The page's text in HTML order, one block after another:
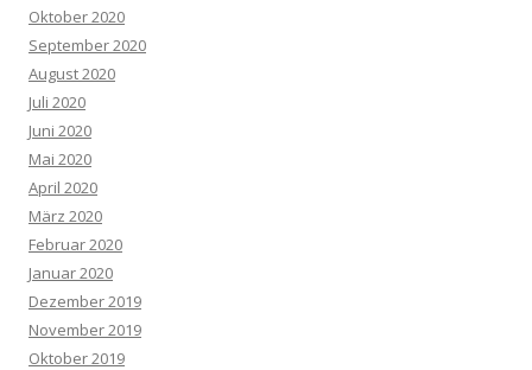
Oktober 2020
September 2020
August 2020
Juli 2020
Juni 2020
Mai 2020
April 2020
März 2020
Februar 2020
Januar 2020
Dezember 2019
November 2019
Oktober 2019